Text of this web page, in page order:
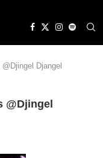
Djangel
@Djingel